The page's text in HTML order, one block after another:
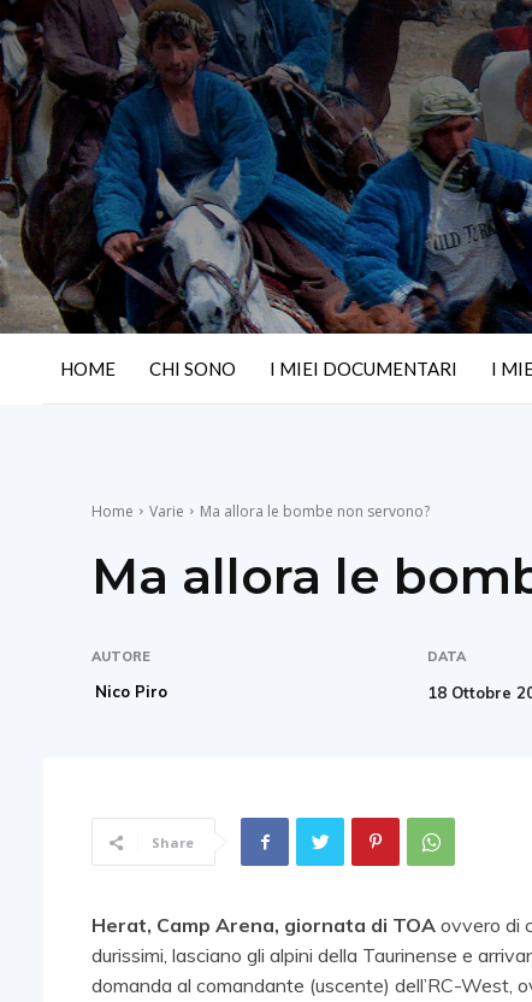
HOME CHI SONO I MIEI DOCUMENTARI I
Home Varie Ma allora le bombe non servono?
Ma allora le
AUTORE
Nico Piro
DATA
18 Ottobre
Share
Herat, Camp Arena, giornata di TOA ovvero di
durissimi, lasciano gli alpini della Taurinense e
domanda al comandante (uscente) dell’RC-West,